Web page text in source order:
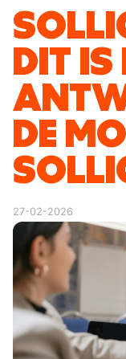
DIT IS
DE
27-02-2026